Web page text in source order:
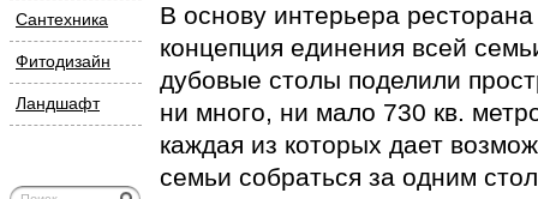
Сантехника
Фитодизайн
Ландшафт
В основу интерьера
концепция единения всей
дубовые столы поделили
ни много, ни мало 730 кв.
каждая из которых дает
семьи собраться за одним